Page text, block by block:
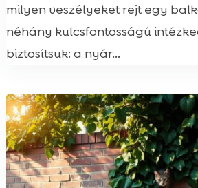
milyen veszélyeket rejt egy
néhány kulcsfontosságú
biztosítsuk: a nyár...